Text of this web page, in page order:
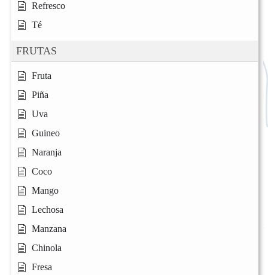
Refresco
Té
FRUTAS
Fruta
Piña
Uva
Guineo
Naranja
Coco
Mango
Lechosa
Manzana
Chinola
Fresa